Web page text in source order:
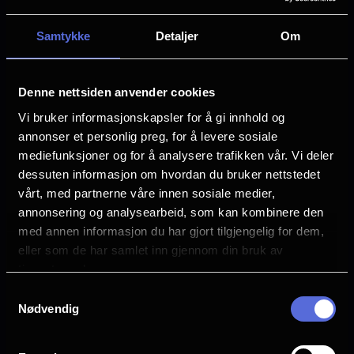
Samtykke Detaljer Om
Denne nettsiden anvender cookies
Vi bruker informasjonskapsler for å gi innhold og
annonser et personlig preg, for å levere sosiale
mediefunksjoner og for å analysere trafikken vår. Vi deler
dessuten informasjon om hvordan du bruker nettstedet
vårt, med partnerne våre innen sosiale medier,
annonsering og analysearbeid, som kan kombinere den
med annen informasjon du har gjort tilgjengelig for dem,
eller som de har samlet inn gjennom din bruk av
tjenestene deres.
Nødvendig
Andy Richter
Megan Lawless
EN
Sjanger
Horror
Distributør
United International Pictures